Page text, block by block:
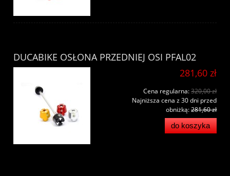
DUCABIKE OSŁONA PRZEDNIEJ OSI PFAL02
281,60 zł
Cena regularna:320,00 zł
Najniższa cena z 30 dni przed
obniżką:281,60 zł
do koszyka